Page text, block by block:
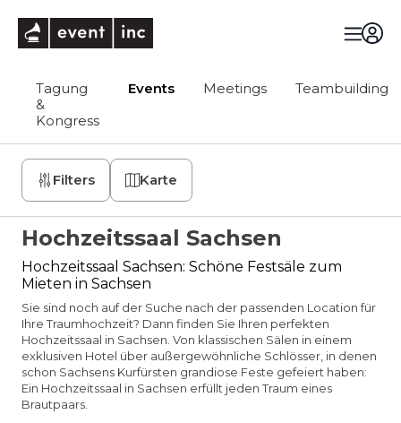
Tagung
&
Kongress
Events Meetings Teambuilding
Filters Karte
Hochzeitssaal Sachsen
Hochzeitssaal Sachsen: Schöne Festsäle zum
Mieten in Sachsen
Sie sind noch auf der Suche nach der passenden Location für
Ihre Traumhochzeit? Dann finden Sie Ihren perfekten
Hochzeitssaal in Sachsen. Von klassischen Sälen in einem
exklusiven Hotel über außergewöhnliche Schlösser, in denen
schon Sachsens Kurfürsten grandiose Feste gefeiert haben:
Ein Hochzeitssaal in Sachsen erfüllt jeden Traum eines
Brautpaars.